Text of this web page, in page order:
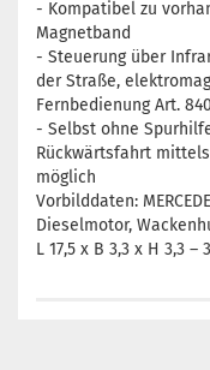
- Kompatibel zu
Magnetband
- Steuerung über
der Straße,
Fernbedienung Art.
- Selbst ohne
Rückwärtsfahrt
möglich
Vorbilddaten:
Dieselmotor,
L 17,5 x B 3,3 x H 3,3 –